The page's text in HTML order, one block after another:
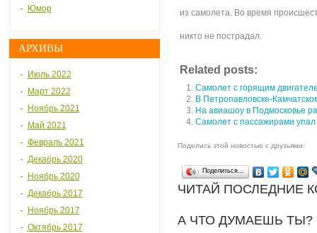
Юмор
АРХИВЫ
Июль 2022
Март 2022
Ноябрь 2021
Май 2021
Февраль 2021
Декабрь 2020
Ноябрь 2020
Декабрь 2017
Ноябрь 2017
Октябрь 2017
из самолета. Во время
никто не пострадал.
Related posts:
Самолет с горящим
В Петропавловске-
На авиашоу в Подмосковье
Самолет с пассажирами упал
Поделись этой новостью с друзьями:
Поделиться…
ЧИТАЙ ПОСЛЕДНИЕ
А ЧТО ДУМАЕШЬ